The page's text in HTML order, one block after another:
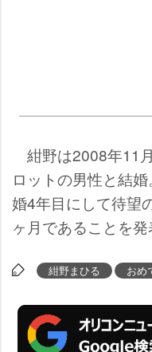
紺野は2008年11
ロットの男性と結
婚4年目にして待望
ヶ月であることを発
紺野まひる おめ